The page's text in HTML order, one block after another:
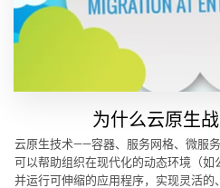
为什么云原生
云原生技术——容器、服务网格、微服
可以帮助组织在现代化的动态环境（
并运行可伸缩的应用程序，实现灵活